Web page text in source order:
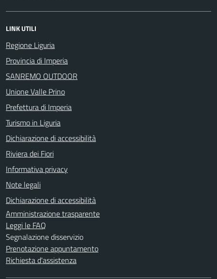
LINK UTILI
Regione Liguria
Provincia di Imperia
SANREMO OUTDOOR
Unione Valle Prino
Prefettura di Imperia
Turismo in Liguria
Dichiarazione di accessibilità
Riviera dei Fiori
Informativa privacy
Note legali
Dichiarazione di accessibilità
Amministrazione trasparente
Leggi le FAQ
Segnalazione disservizio
Prenotazione appuntamento
Richiesta d'assistenza